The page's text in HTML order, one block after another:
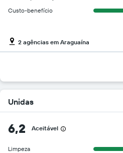
gráfico
tem
Y
exibindo
mais
barato
do
aluguel
carro
para
as
Custo-benefício
2 agências em Araguaína
Unidas
6,2 Aceitável
Limpeza